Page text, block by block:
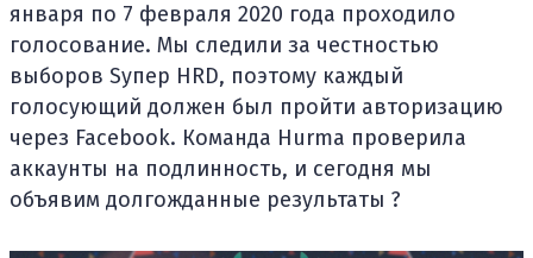
января по 7 февраля 2020 года проходило
голосование. Мы следили за честностью
выборов Sупер HRD, поэтому каждый
голосующий должен был пройти авторизацию
через Facebook. Команда Hurma проверила
аккаунты на подлинность, и сегодня мы
объявим долгожданные результаты ?